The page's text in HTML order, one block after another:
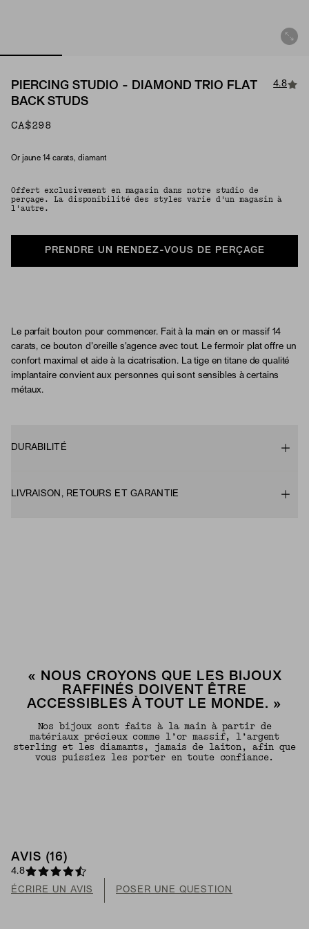
PIERCING STUDIO - DIAMOND TRIO FLAT
BACK STUDS
4.8
CA$298
Matériau
Or jaune 14 carats, diamant
Offert exclusivement en magasin dans notre studio de
perçage. La disponibilité des styles varie d'un magasin à
l'autre.
PRENDRE UN RENDEZ-VOUS DE PERÇAGE
Le parfait bouton pour commencer. Fait à la main en or massif 14
carats, ce bouton d'oreille s'agence avec tout. Le fermoir plat offre un
confort maximal et aide à la cicatrisation. La tige en titane de qualité
implantaire convient aux personnes qui sont sensibles à certains
métaux.
DURABILITÉ
LIVRAISON, RETOURS ET GARANTIE
« NOUS CROYONS QUE LES BIJOUX
RAFFINÉS DOIVENT ÊTRE
ACCESSIBLES À TOUT LE MONDE. »
Nos bijoux sont faits à la main à partir de
matériaux précieux comme l’or massif, l’argent
sterling et les diamants, jamais de laiton, afin que
vous puissiez les porter en toute confiance.
AVIS (16)
4.8
ÉCRIRE UN AVIS POSER UNE QUESTION